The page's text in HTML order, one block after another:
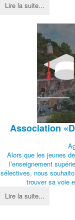
Lire la suite...
Association
Alors que les jeunes
l’enseignement
sélectives, nous
trouver sa voie
Lire la suite...